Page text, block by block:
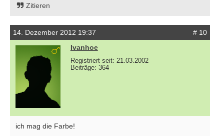
Zitieren
14. Dezember 2012 19:37
# 10
Ivanhoe
Registriert seit: 21.03.2002
Beiträge: 364
ich mag die Farbe!